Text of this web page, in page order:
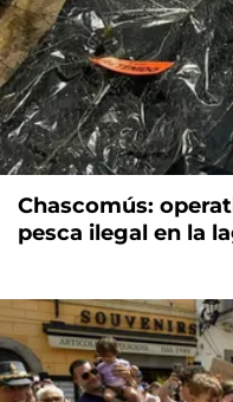
Chascomús:
pesca ilegal en la